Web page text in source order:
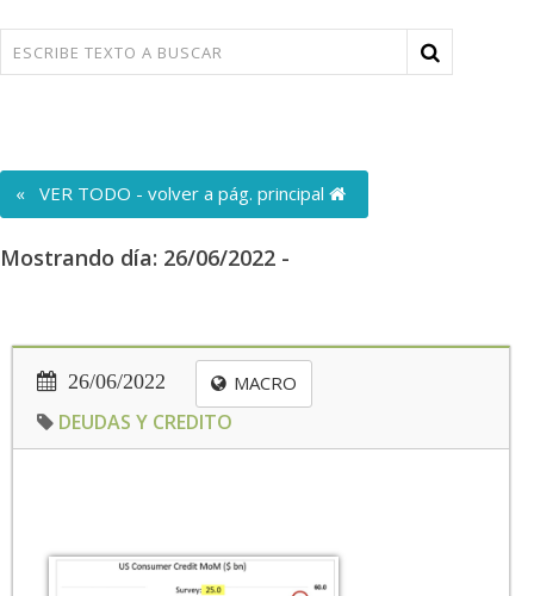
« VER TODO - volver a pág. principal
Mostrando día: 26/06/2022 -
26/06/2022 MACRO
DEUDAS Y CREDITO